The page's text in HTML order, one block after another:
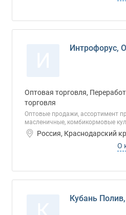
Интрофорус,
Оптовая торговля,
торговля
Оптовые продажи, ассортимент
масленичные, комбикормовые
Россия, Краснодарский
О
Кубань